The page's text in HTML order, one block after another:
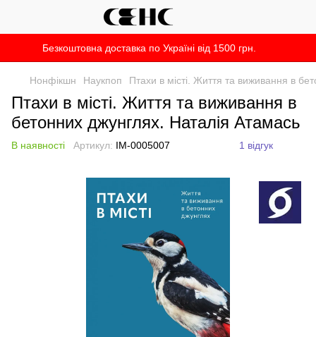
Безкоштовна доставка по Україні від 1500 грн.
Нонфікшн Наукпоп Птахи в місті. Життя та виживання в
Птахи в місті. Життя та виживання в
бетонних джунглях. Наталія Атамась
В наявності Артикул: IM-0005007 1 відгук